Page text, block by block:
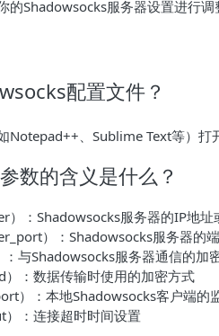
的Shadowsocks服务器设置进行调
配置文件？
Notepad++、Sublime Text等）打
数的含义是什么？
）：Shadowsocks服务器的IP地址
）：Shadowsocks服务器的
与Shadowsocks服务器通信的加
：数据传输时使用的加密方式
）：本地Shadowsocks客户端的
：连接超时时间设置